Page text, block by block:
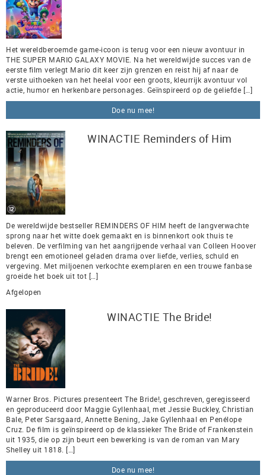
Het wereldberoemde game-icoon is terug voor een nieuw avontuur in
THE SUPER MARIO GALAXY MOVIE. Na het wereldwijde succes van de
eerste film verlegt Mario dit keer zijn grenzen en reist hij af naar de
verste uithoeken van het heelal voor een groots, kleurrijk avontuur vol
actie, humor en herkenbare personages. Geïnspireerd op de geliefde […]
Doe nu mee!
WINACTIE Reminders of Him
De wereldwijde bestseller REMINDERS OF HIM heeft de langverwachte
sprong naar het witte doek gemaakt en is binnenkort ook thuis te
beleven. De verfilming van het aangrijpende verhaal van Colleen Hoover
brengt een emotioneel geladen drama over liefde, verlies, schuld en
vergeving. Met miljoenen verkochte exemplaren en een trouwe fanbase
groeide het boek uit tot […]
Afgelopen
WINACTIE The Bride!
Warner Bros. Pictures presenteert The Bride!, geschreven, geregisseerd
en geproduceerd door Maggie Gyllenhaal, met Jessie Buckley, Christian
Bale, Peter Sarsgaard, Annette Bening, Jake Gyllenhaal en Penélope
Cruz. De film is geïnspireerd op de klassieker The Bride of Frankenstein
uit 1935, die op zijn beurt een bewerking is van de roman van Mary
Shelley uit 1818. […]
Doe nu mee!